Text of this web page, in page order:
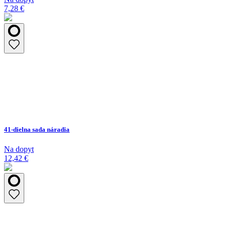
7,28 €
41-dielna sada náradia
Na dopyt
12,42 €